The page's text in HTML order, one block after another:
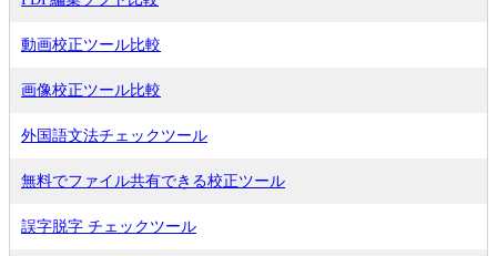
動画校正ツール比較
画像校正ツール比較
外国語文法チェックツール
無料でファイル共有できる校正ツール
誤字脱字 チェックツール